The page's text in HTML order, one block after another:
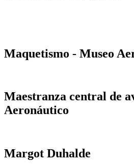
Maquetismo - Museo
Maestranza central de
Aeronáutico
Margot Duhalde